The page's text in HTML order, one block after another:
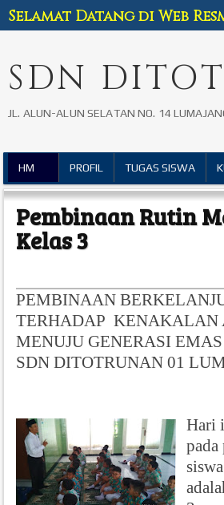
SDN
JL. ALUN-ALUN SELATAN NO. 14
Selamat Datang di Web
HM PROFIL TUGAS SISWA
Pembinaan Rutin
Kelas 3
PEMBINAAN
TERHADAP KENAKALAN
MENUJU GENERASI EMAS
SDN DITOTRUNAN 01
Hari